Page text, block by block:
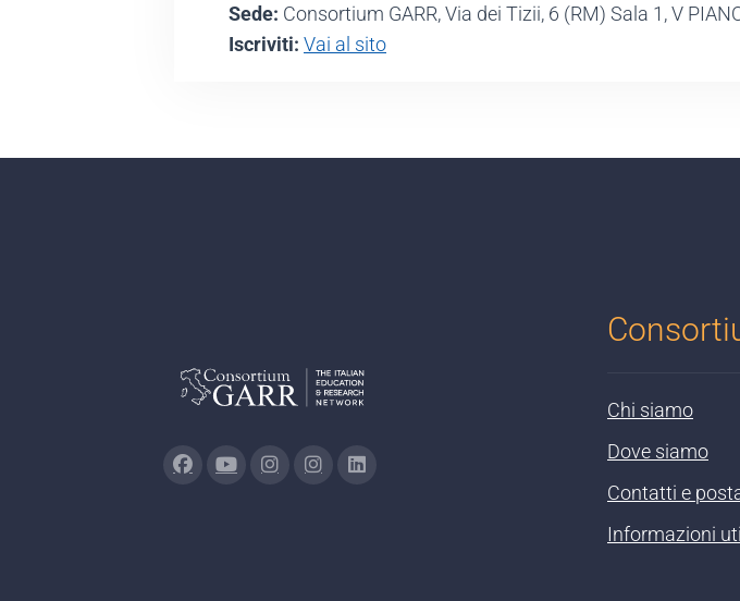
Sede: Consortium GARR, Via dei Tizii, 6 (RM) Sala 1, V
Iscriviti: Vai al sito
Chi siamo
Dove siamo
Contatti e
Informazioni